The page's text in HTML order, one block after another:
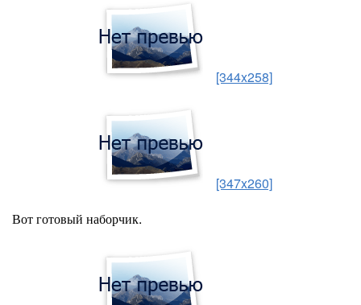
[344x258]
[347x260]
Вот готовый наборчик.